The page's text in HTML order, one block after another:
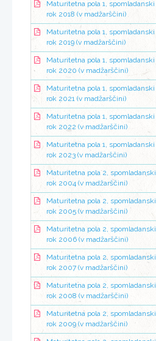
Maturitetna pola 1, spomladanski
rok 2018 (v madžarščini)
Maturitetna pola 1, spomladanski
rok 2019 (v madžarščini)
Maturitetna pola 1, spomladanski
rok 2020 (v madžarščini)
Maturitetna pola 1, spomladanski
rok 2021 (v madžarščini)
Maturitetna pola 1, spomladanski
rok 2022 (v madžarščini)
Maturitetna pola 1, spomladanski
rok 2023 (v madžarščini)
Maturitetna pola 2, spomladanski
rok 2004 (v madžarščini)
Maturitetna pola 2, spomladanski
rok 2005 (v madžarščini)
Maturitetna pola 2, spomladanski
rok 2006 (v madžarščini)
Maturitetna pola 2, spomladanski
rok 2007 (v madžarščini)
Maturitetna pola 2, spomladanski
rok 2008 (v madžarščini)
Maturitetna pola 2, spomladanski
rok 2009 (v madžarščini)